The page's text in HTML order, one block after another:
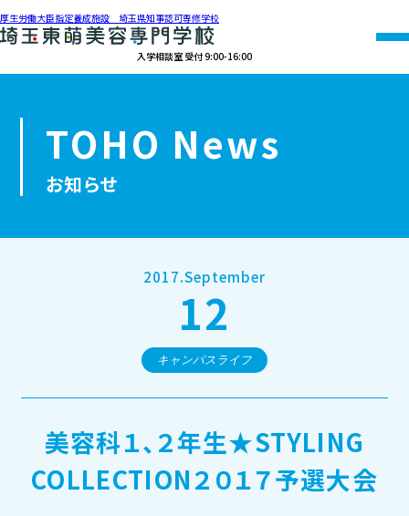
厚生労働大臣指定養成施設 埼玉県知事認可専修学校
入学相談室 受付 9:00-16:00
アクセス 資料請求
学校紹介
学科紹介
オープンキャンパス・個別相談
訪問者別メニュー
TOHO News
お知らせ
2017.September
12
キャンパスライフ
美容科１、２年生★STYLING
COLLECTION２０１７予選大会